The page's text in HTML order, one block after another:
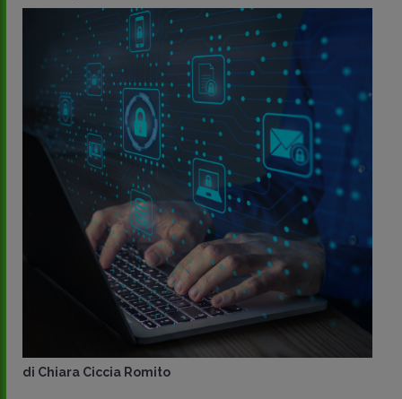
di Chiara Ciccia Romito